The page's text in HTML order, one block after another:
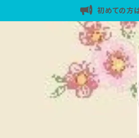
初めての方